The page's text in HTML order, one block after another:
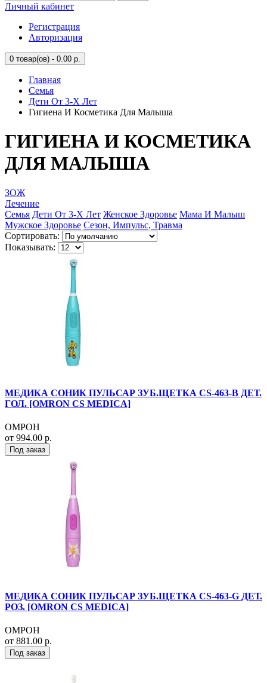
Личный кабинет
Регистрация
Авторизация
0 товар(ов) - 0.00 р.
Главная
Семья
Дети От 3-Х Лет
Гигиена И Косметика Для Малыша
ГИГИЕНА И КОСМЕТИКА
ДЛЯ МАЛЫША
ЗОЖ
Лечение
Семья Дети От 3-Х Лет Женское Здоровье Мама И Малыш
Мужское Здоровье Сезон, Импульс, Травма
Сортировать:
Показывать:
МЕДИКА СОНИК ПУЛЬСАР ЗУБ.ЩЕТКА CS-463-B ДЕТ.
ГОЛ. [OMRON CS MEDICA]
ОМРОН
от 994.00 р.
Под заказ
МЕДИКА СОНИК ПУЛЬСАР ЗУБ.ЩЕТКА CS-463-G ДЕТ.
РОЗ. [OMRON CS MEDICA]
ОМРОН
от 881.00 р.
Под заказ